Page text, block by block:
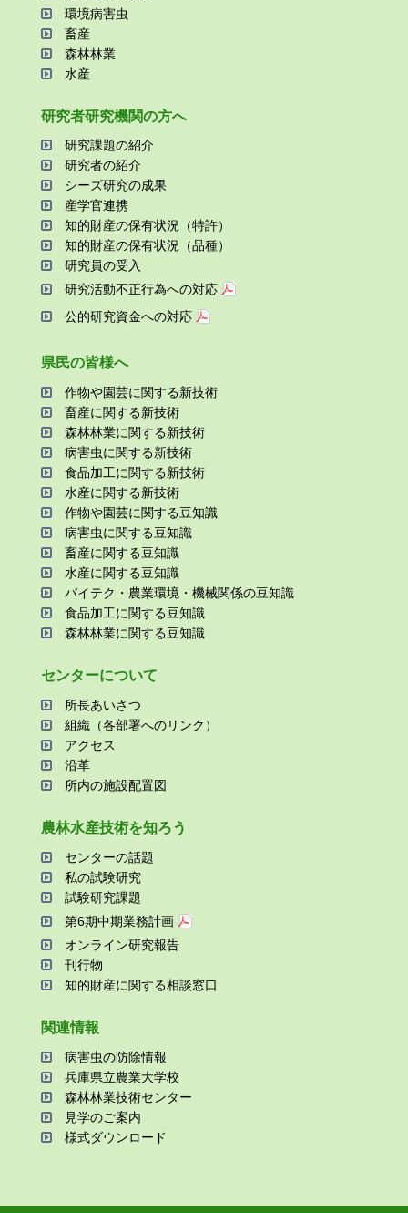
環境病害⾍
畜産
森林林業
⽔産
研究者研究機関の⽅へ
研究課題の紹介
研究者の紹介
シーズ研究の成果
産学官連携
知的財産の保有状況（特許）
知的財産の保有状況（品種）
研究員の受⼊
研究活動不正⾏為への対応
公的研究資金への対応
県⺠の皆様へ
作物や園芸に関する新技術
畜産に関する新技術
森林林業に関する新技術
病害⾍に関する新技術
⾷品加⼯に関する新技術
⽔産に関する新技術
作物や園芸に関する⾖知識
病害⾍に関する⾖知識
畜産に関する⾖知識
⽔産に関する⾖知識
バイテク・農業環境・機械関係の⾖知識
⾷品加⼯に関する⾖知識
森林林業に関する⾖知識
センターについて
所⻑あいさつ
組織（各部署へのリンク）
アクセス
沿⾰
所内の施設配置図
農林⽔産技術を知ろう
センターの話題
私の試験研究
試験研究課題
第6期中期業務計画
オンライン研究報告
刊⾏物
知的財産に関する相談窓⼝
関連情報
病害⾍の防除情報
兵庫県⽴農業⼤学校
森林林業技術センター
⾒学のご案内
様式ダウンロード